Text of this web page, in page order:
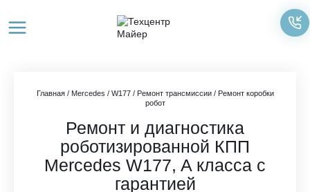
содержимому
Главная/ Mercedes / W177/ Ремонт трансмиссии/ Ремонт коробки
робот
Ремонт и диагностика
роботизированной КПП
Mercedes W177, A класса с
гарантией